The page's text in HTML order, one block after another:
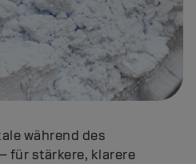
während des
für stärkere, klarere